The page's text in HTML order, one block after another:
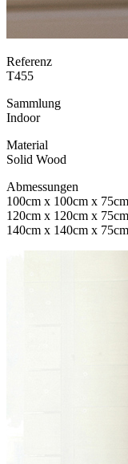
Referenz
T455
Sammlung
Indoor
Material
Solid Wood
Abmessungen
100cm x 100cm x 75cm
120cm x 120cm x 75cm
140cm x 140cm x 75cm